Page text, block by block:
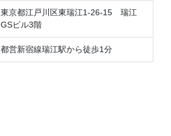
東京都江戸川区東瑞江1-26-15 瑞江
GSビル3階
都営新宿線瑞江駅から徒歩1分